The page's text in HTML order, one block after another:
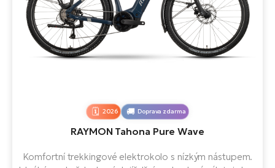
Doprava zdarma
2026
RAYMON Tahona Pure Wave
Komfortní trekkingové elektrokolo s nízkým nástupem.